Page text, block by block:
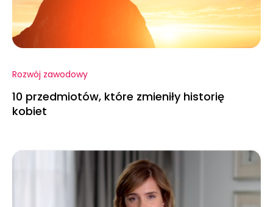
Rozwój zawodowy
10 przedmiotów, które zmieniły historię
kobiet